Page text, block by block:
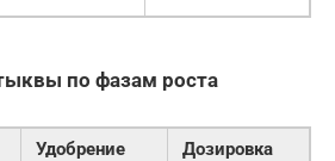
по фазам роста
Удобрение Дозировка